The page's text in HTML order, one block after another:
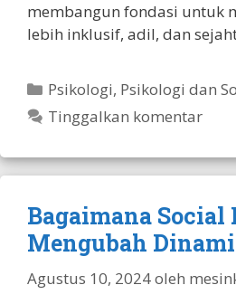
membangun fondasi untuk
lebih inklusif, adil, dan
Kategori
Psikologi, Psikologi dan
Tinggalkan komentar
Bagaimana Social
Mengubah
Agustus 10, 2024oleh